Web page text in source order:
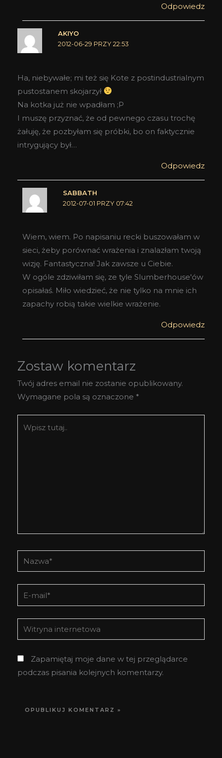
Odpowiedz
AKIYO
2012-06-29 PRZY 22:53
Ha, niebywałe; mi też się Kote z postindustrialnym
pustostanem skojarzył
Na kotka już nie wpadłam ;P
I muszę przyznać, że od pewnego czasu trochę
żałuję, że pozbyłam się próbki, bo on faktycznie
intrygujący był…
Odpowiedz
SABBATH
2012-07-01 PRZY 07:42
Wiem, wiem. Po napisaniu recki buszowałam w
sieci, żeby porównać wrażenia i znalazłam twoją
wizję. Fantastyczna! Jak zawsze u Ciebie.
W ogóle zdziwiłam się, ze tyle Slumberhouse'ów
opisałaś. Miło wiedzieć, że nie tylko na mnie ich
zapachy robią takie wielkie wrażenie.
Odpowiedz
Zostaw komentarz
Twój adres email nie zostanie opublikowany.
Wymagane pola są oznaczone *
tutaj..
Nazwa*
E-
mail*
Witryna
internetowa
Zapamiętaj moje dane w tej przeglądarce
podczas pisania kolejnych komentarzy.